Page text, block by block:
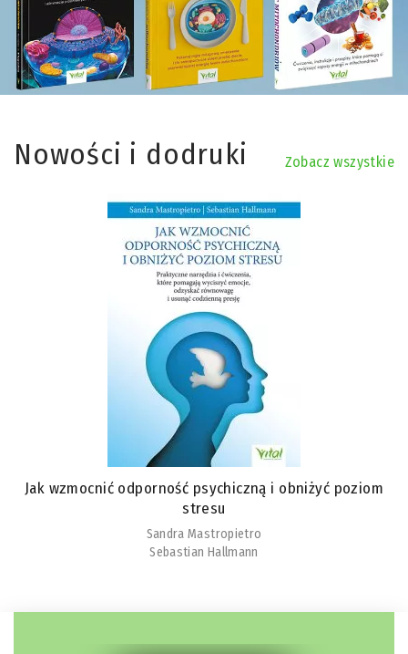
Nowości i dodruki Zobacz wszystkie
Jak wzmocnić odporność psychiczną i obniżyć poziom
stresu
Sandra Mastropietro
Sebastian Hallmann